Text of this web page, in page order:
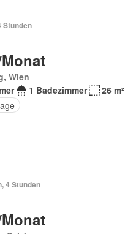
Stunden
Wien
1 Badezimmer
26 m²
4 Stunden